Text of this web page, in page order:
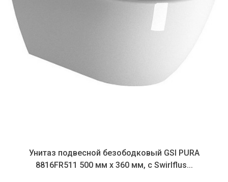
Унитаз подвесной безободковый GSI PURA
8816FR511 500 мм х 360 мм, с Swirlflus...